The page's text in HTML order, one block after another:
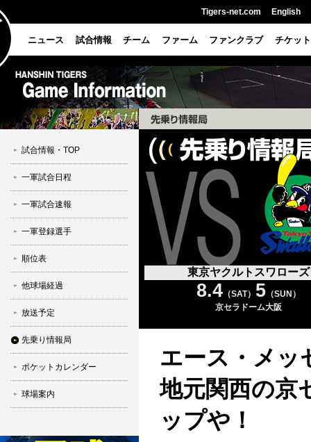
Tigers-net.com English
ニュース 試合情報 チーム ファーム ファンクラブ チケット
試合情報・TOP
一軍試合日程
一軍試合速報
一軍登録選手
順位表
他球場経過
放送予定
先乗り情報局
ポケットカレンダー
球場案内
東京ヤクルトスワローズ
8.4 （SAT） 5 （SUN）
京セラドーム大阪
エース・メッ
地元関西の京
ップや！